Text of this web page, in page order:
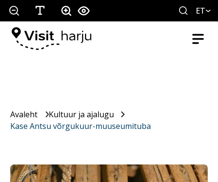
ET
Avaleht
Kultuur ja ajalugu
Kase Antsu võrgukuur-muuseumituba